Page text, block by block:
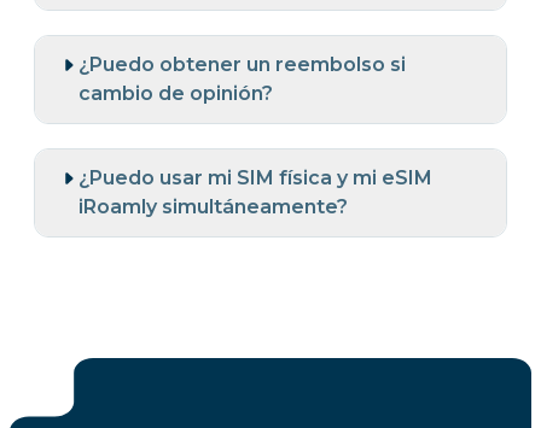
¿Puedo obtener un reembolso si
cambio de opinión?
¿Puedo usar mi SIM física y mi eSIM
iRoamly simultáneamente?